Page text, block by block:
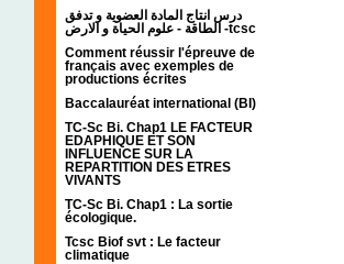
درس انتاج المادة العضوية و تدفق
الطاقة - علوم الحياة و الارض -tcsc
Comment réussir l'épreuve de
français avec exemples de
productions écrites
Baccalauréat international (BI)
TC-Sc Bi. Chap1 LE FACTEUR
EDAPHIQUE ET SON
INFLUENCE SUR LA
REPARTITION DES ETRES
VIVANTS
TC-Sc Bi. Chap1 : La sortie
écologique.
Tcsc Biof svt : Le facteur
climatique